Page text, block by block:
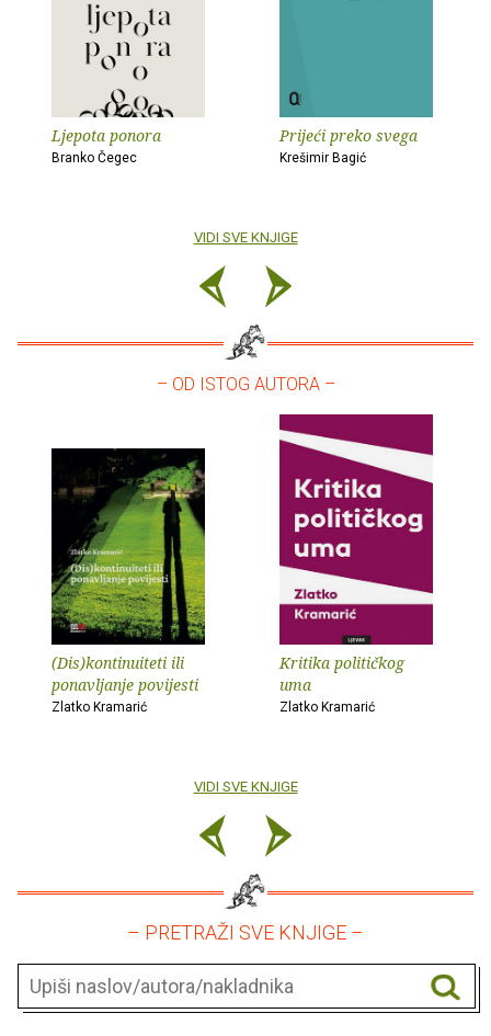
Ljepota ponora
Branko Čegec
Prijeći preko svega
Krešimir Bagić
VIDI SVE KNJIGE
– OD ISTOG AUTORA –
(Dis)kontinuiteti ili
ponavljanje povijesti
Zlatko Kramarić
Kritika političkog
uma
Zlatko Kramarić
VIDI SVE KNJIGE
– PRETRAŽI SVE KNJIGE –